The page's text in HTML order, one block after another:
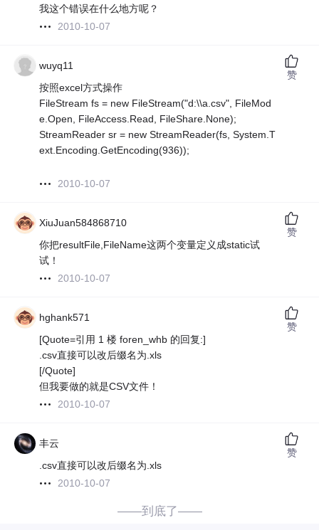
我这个错误在什么地方呢？
2010-10-07
wuyq11
按照excel方式操作
FileStream fs = new FileStream("d:\\a.csv", FileMod
e.Open, FileAccess.Read, FileShare.None);
StreamReader sr = new StreamReader(fs, System.T
ext.Encoding.GetEncoding(936));
2010-10-07
赞
XiuJuan584868710
你把resultFile,FileName这两个变量定义成static试
试！
2010-10-07
赞
hghank571
[Quote=引用 1 楼 foren_whb 的回复:]
.csv直接可以改后缀名为.xls
[/Quote]
但我要做的就是CSV文件！
2010-10-07
赞
丰云
.csv直接可以改后缀名为.xls
2010-10-07
赞
——到底了——